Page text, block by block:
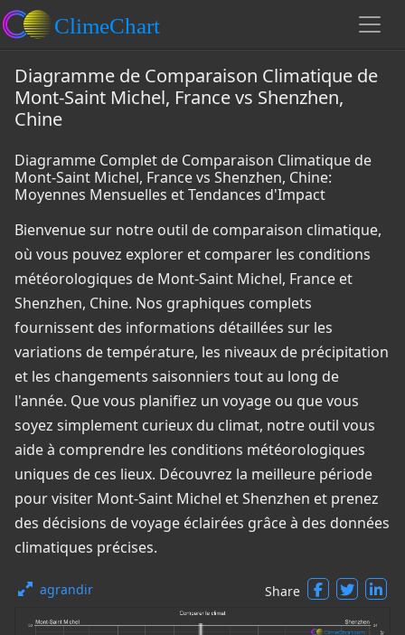
Diagramme de Comparaison Climatique de
Mont-Saint Michel, France vs Shenzhen,
Chine
Diagramme Complet de Comparaison Climatique de
Mont-Saint Michel, France vs Shenzhen, Chine:
Moyennes Mensuelles et Tendances d'Impact
Bienvenue sur notre outil de comparaison climatique,
où vous pouvez explorer et comparer les conditions
météorologiques de Mont-Saint Michel, France et
Shenzhen, Chine. Nos graphiques complets
fournissent des informations détaillées sur les
variations de température, les niveaux de précipitation
et les changements saisonniers tout au long de
l'année. Que vous planifiez un voyage ou que vous
soyez simplement curieux du climat, notre outil vous
aide à comprendre les conditions météorologiques
uniques de ces lieux. Découvrez la meilleure période
pour visiter Mont-Saint Michel et Shenzhen et prenez
des décisions de voyage éclairées grâce à des données
climatiques précises.
agrandir Share